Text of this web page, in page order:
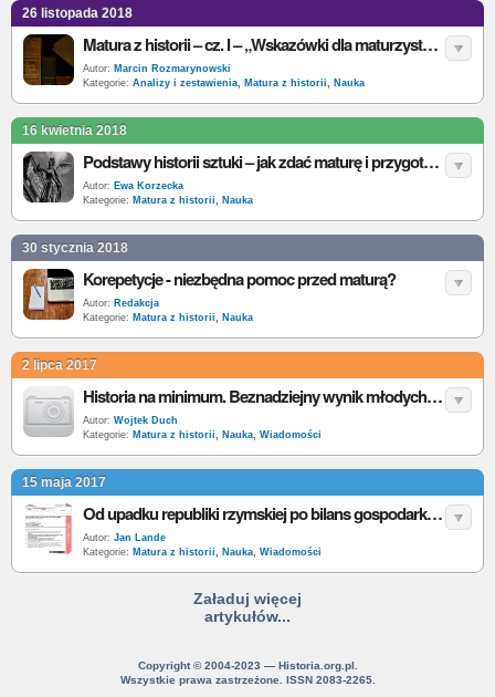
26 listopada 2018
Matura z historii – cz. I – „Wskazówki dla maturzystów”
Autor: Marcin Rozmarynowski
Kategorie: Analizy i zestawienia, Matura z historii, Nauka
16 kwietnia 2018
Podstawy historii sztuki – jak zdać maturę i przygotować się do egzaminu na studiach?
Autor: Ewa Korzecka
Kategorie: Matura z historii, Nauka
30 stycznia 2018
Korepetycje - niezbędna pomoc przed maturą?
Autor: Redakcja
Kategorie: Matura z historii, Nauka
2 lipca 2017
Historia na minimum. Beznadziejny wynik młodych Polaków
Autor: Wojtek Duch
Kategorie: Matura z historii, Nauka, Wiadomości
15 maja 2017
Od upadku republiki rzymskiej po bilans gospodarki II RP - matura z historii 2017
Autor: Jan Lande
Kategorie: Matura z historii, Nauka, Wiadomości
Załaduj więcej
artykułów...
Copyright © 2004-2023 — Historia.org.pl.
Wszystkie prawa zastrzeżone. ISSN 2083-2265.